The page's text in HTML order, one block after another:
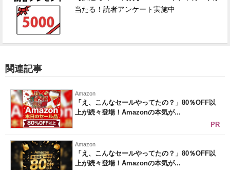
当たる！読者アンケート実施中
関連記事
Amazon
「え、こんなセールやってたの？」80％OFF以
上が続々登場！Amazonの本気が...
PR
Amazon
「え、こんなセールやってたの？」80％OFF以
上が続々登場！Amazonの本気が...